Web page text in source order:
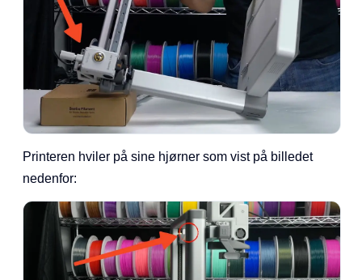
Printeren hviler på sine hjørner som vist på billedet
nedenfor: